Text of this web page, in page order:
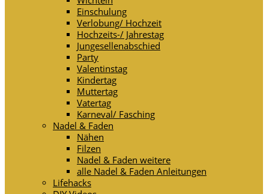
Einschulung
Verlobung/ Hochzeit
Hochzeits-/ Jahrestag
Jungesellenabschied
Party
Valentinstag
Kindertag
Muttertag
Vatertag
Karneval/ Fasching
Nadel & Faden
Nähen
Filzen
Nadel & Faden weitere
alle Nadel & Faden Anleitungen
Lifehacks